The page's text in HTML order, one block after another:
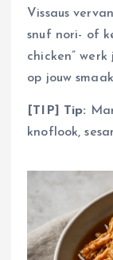
Vissaus
snuf nori- of
chicken”
op jouw
[TIP] Tip:
knoflook,